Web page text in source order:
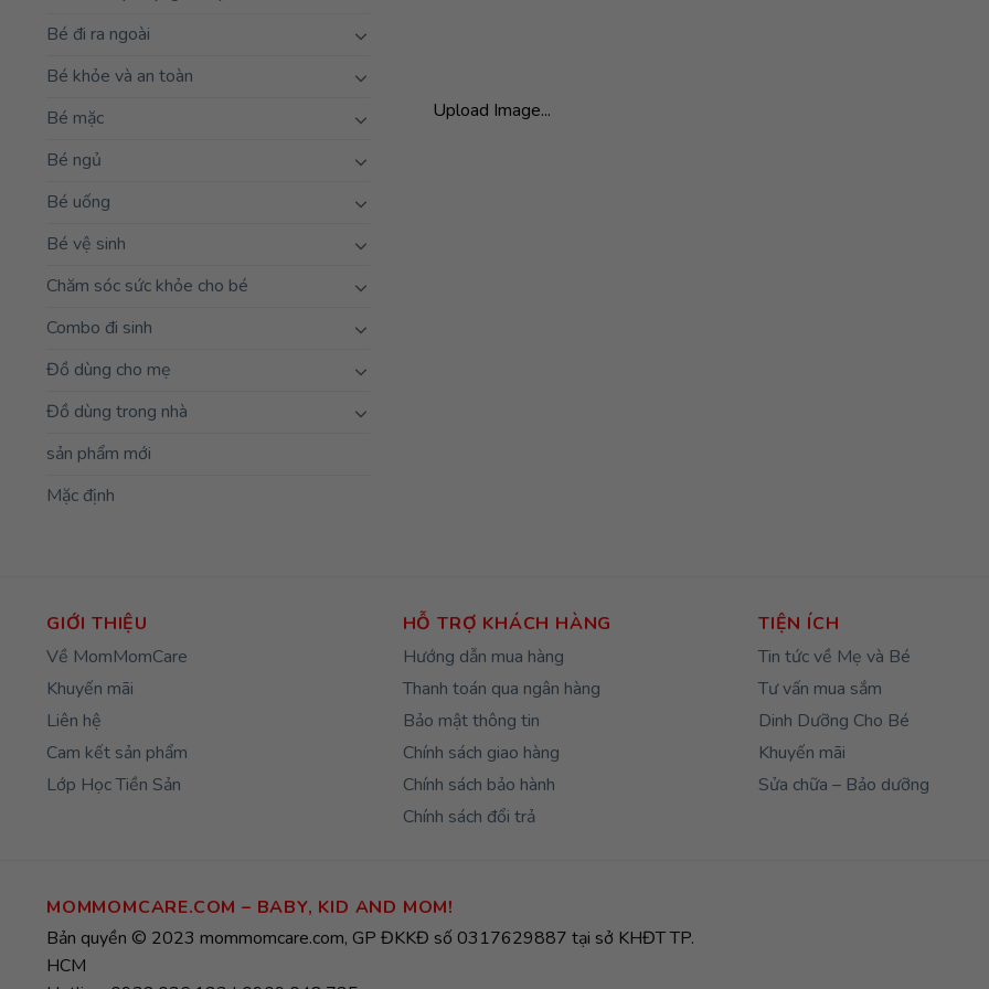
Upload Image...
Bé đi ra ngoài
Bé khỏe và an toàn
Bé mặc
Bé ngủ
Bé uống
Bé vệ sinh
Chăm sóc sức khỏe cho bé
Combo đi sinh
Đồ dùng cho mẹ
Đồ dùng trong nhà
sản phẩm mới
Mặc định
GIỚI THIỆU
Về MomMomCare
Khuyến mãi
Liên hệ
Cam kết sản phẩm
Lớp Học Tiền Sản
HỖ TRỢ KHÁCH HÀNG
Hướng dẫn mua hàng
Thanh toán qua ngân hàng
Bảo mật thông tin
Chính sách giao hàng
Chính sách bảo hành
Chính sách đổi trả
TIỆN ÍCH
Tin tức về Mẹ và Bé
Tư vấn mua sắm
Dinh Dưỡng Cho Bé
Khuyến mãi
Sửa chữa – Bảo dưỡng
MOMMOMCARE.COM – BABY, KID AND MOM!
Bản quyền © 2023 mommomcare.com, GP ĐKKĐ số 0317629887 tại sở KHĐT TP.
HCM